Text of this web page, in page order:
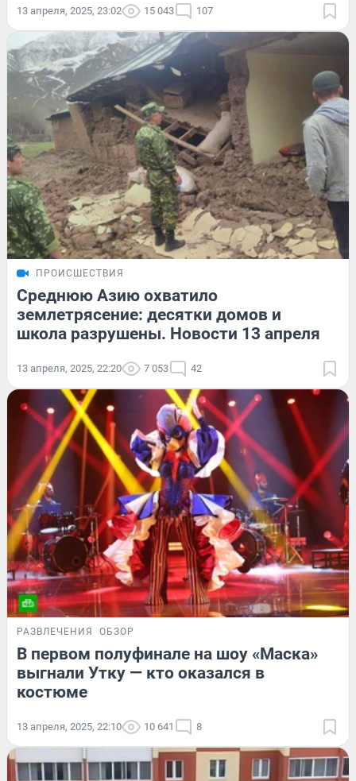
13 апреля, 2025, 23:02 15 043 107
ПРОИСШЕСТВИЯ
Среднюю Азию охватило
землетрясение: десятки домов и
школа разрушены. Новости 13 апреля
13 апреля, 2025, 22:20 7 053 42
РАЗВЛЕЧЕНИЯ ОБЗОР
В первом полуфинале на шоу «Маска»
выгнали Утку — кто оказался в
костюме
13 апреля, 2025, 22:10 10 641 8